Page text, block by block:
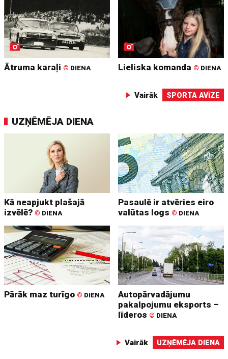
Ātruma karaļi © DIENA Lieliska komanda © DIENA
Vairāk SPORTA AVĪZE
UZŅĒMĒJA DIENA
Kā neapjukt plašajā
izvēlē? © DIENA
Pasaulē ir atvēries eiro
valūtas logs © DIENA
Pārāk maz turīgo © DIENA
Autopārvadājumu
pakalpojumu eksports –
līderos © DIENA
Vairāk UZŅĒMĒJA DIENA